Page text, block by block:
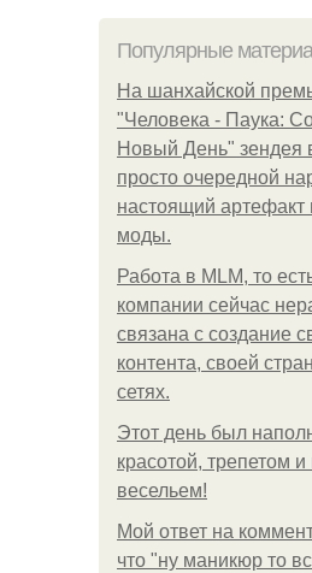
Популярные
На шанхайской
"Человека - Паука:
Новый День" зендея
просто очередной
настоящий артефакт
моды.
Работа в MLM, то
компании сейчас
связана с создание
контента, своей
сетях.
Этот день был
красотой, трепетом
весельем!
Мой ответ на
что "ну маникюр то